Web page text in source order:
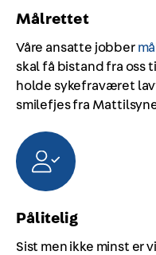
Målrettet
Våre ansatte jobber
skal få bistand fra oss
holde sykefraværet
smilefjes fra
Pålitelig
Sist men ikke minst er vi